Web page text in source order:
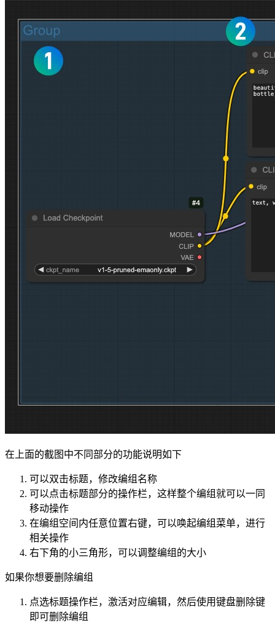
在上面的截图中不同部分的功能说明如下
可以双击标题，修改编组名称
可以点击标题部分的操作栏，这样整个编组就可以一同
移动操作
在编组空间内任意位置右键，可以唤起编组菜单，进行
相关操作
右下角的小三角形，可以调整编组的大小
如果你想要删除编组
点选标题操作栏，激活对应编辑，然后使用键盘删除键
即可删除编组